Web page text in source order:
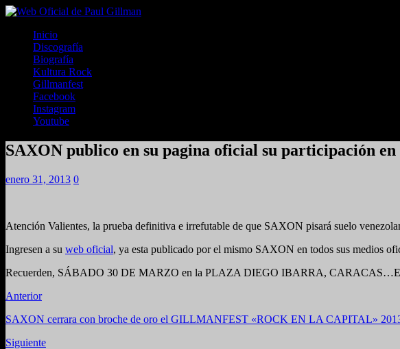
Inicio
Discografía
Biografía
Kultura Rock
Gillmanfest
Facebook
Instagram
Youtube
SAXON publico en su pagina oficial su participación
enero 31, 2013 0
Atención Valientes, la prueba definitiva e irrefutable de que SAXON pisará suelo
Ingresen a su web oficial, ya esta publicado por el mismo SAXON en todos sus medios
Recuerden, SÁBADO 30 DE MARZO en la PLAZA DIEGO IBARRA,
Anterior
SAXON cerrara con broche de oro el GILLMANFEST «ROCK EN LA CAPITAL»
Siguiente